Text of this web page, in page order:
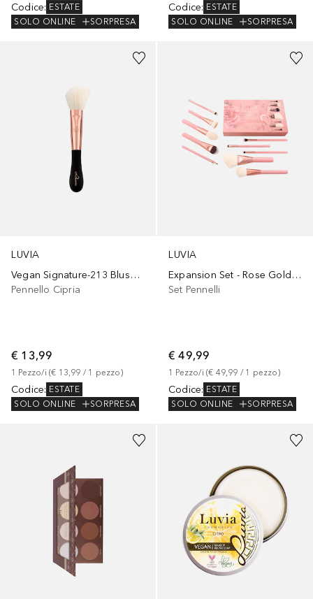
Codice: ESTATE
SOLO ONLINE
SORPRESA
Codice: ESTATE
SOLO ONLINE
SORPRESA
LUVIA
Vegan Signature-213 Blush Brush
Pennello Cipria
€ 13,99
1 Pezzo/i (€ 13,99 / 1 pezzo)
Codice: ESTATE
SOLO ONLINE
SORPRESA
LUVIA
Expansion Set - Rose Golden Vintage
Set Pennelli
€ 49,99
1 Pezzo/i (€ 49,99 / 1 pezzo)
Codice: ESTATE
SOLO ONLINE
SORPRESA